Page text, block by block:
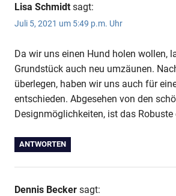
Lisa Schmidt sagt:
Juli 5, 2021 um 5:49 p.m. Uhr
Da wir uns einen Hund holen wollen,
Grundstück auch neu umzäunen.
überlegen, haben wir uns auch für
entschieden. Abgesehen von den
Designmöglichkeiten, ist das
ANTWORTEN
Dennis Becker sagt: